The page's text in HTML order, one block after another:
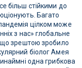
більш стійкими до
Багато
цілком може
з нас» глобальне
що зрештою зробило
біолог Амея
одна грибкова